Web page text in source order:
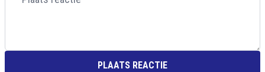
PLAATS REACTIE